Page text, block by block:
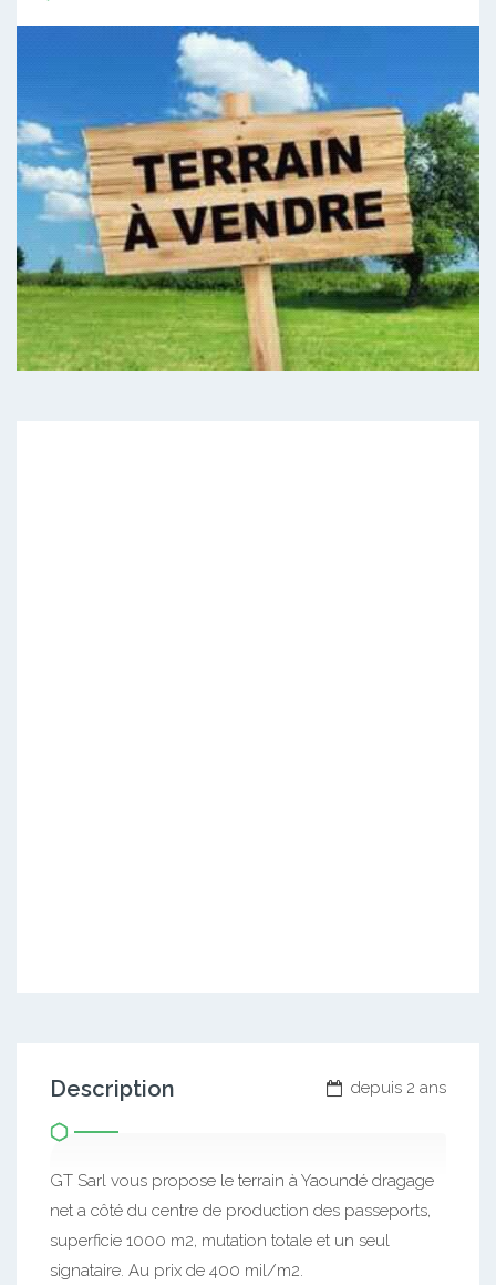
depuis 2 ans
Description
GT Sarl vous propose le terrain à Yaoundé dragage
net a côté du centre de production des passeports,
superficie 1000 m2, mutation totale et un seul
signataire. Au prix de 400 mil/m2.